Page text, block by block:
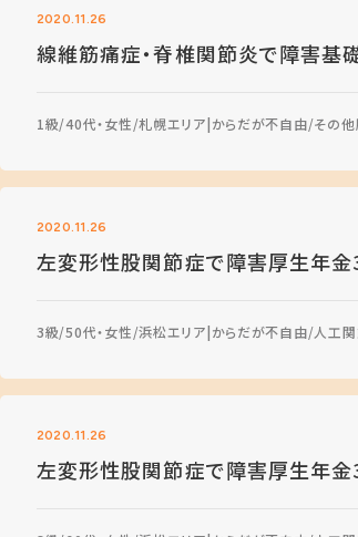
2020.11.26
線維筋痛症・脊椎関節炎で障害基
1級 40代・女性 札幌エリア からだが不自由 その
2020.11.26
左変形性股関節症で障害厚生年金
3級 50代・女性 浜松エリア からだが不自由 人工
2020.11.26
左変形性股関節症で障害厚生年金